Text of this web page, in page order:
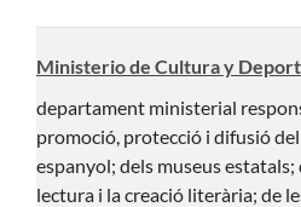
Ministerio de Cultura y
departament ministerial
promoció, protecció i difusió
espanyol; dels museus
lectura i la creació literària; de